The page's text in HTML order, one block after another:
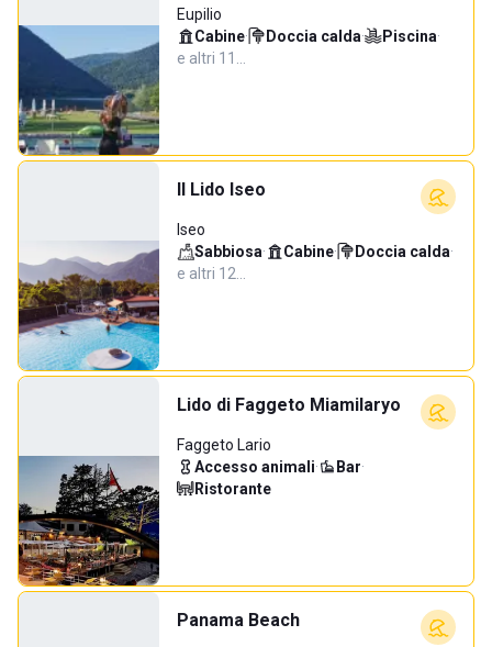
Eupilio
Cabine· Doccia calda· Piscina·
e altri 11…
Il Lido Iseo
Iseo
Sabbiosa· Cabine· Doccia calda·
e altri 12…
Lido di Faggeto Miamilaryo
Faggeto Lario
Accesso animali· Bar·
Ristorante
Panama Beach